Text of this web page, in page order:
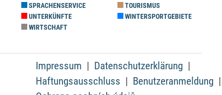
SPRACHENSERVICE
TOURISMUS
UNTERKÜNFTE
WINTERSPORTGEBIETE
WIRTSCHAFT
Impressum
Datenschutzerklärung
Haftungsausschluss
Benutzeranmeldung